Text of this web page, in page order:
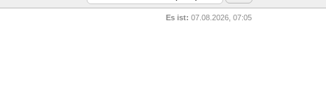
Es ist: 07.08.2026, 07:05